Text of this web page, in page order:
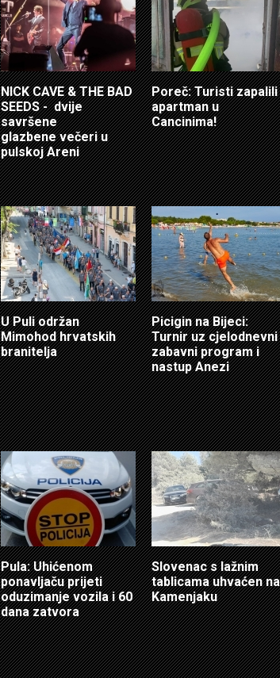
NICK CAVE & THE BAD
SEEDS - dvije
savršene
glazbene večeri u
pulskoj Areni
Poreč: Turisti zapalili
apartman u
Cancinima!
U Puli održan
Mimohod hrvatskih
branitelja
Picigin na Bijeci:
Turnir uz cjelodnevni
zabavni program i
nastup Anezi
Pula: Uhićenom
ponavljaču prijeti
oduzimanje vozila i 60
dana zatvora
Slovenac s lažnim
tablicama uhvaćen na
Kamenjaku